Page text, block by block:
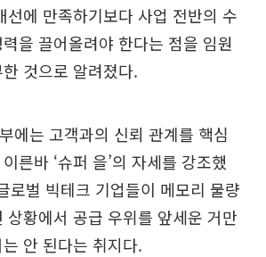
선에 만족하기보다 사업 전반의 수
을 끌어올려야 한다는 점을 임원
것으로 알려졌다.
에는 고객과의 신뢰 관계를 핵심
른바 ‘슈퍼 을’의 자세를 강조했
로벌 빅테크 기업들이 메모리 물량
상황에서 공급 우위를 앞세운 거만
안 된다는 취지다.